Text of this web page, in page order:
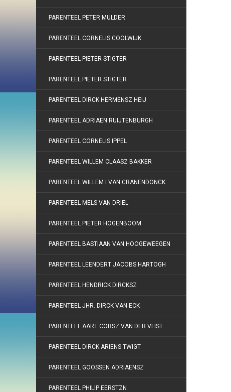
PARENTEEL PETER MULDER
PARENTEEL CORNELIS COOLWIJK
PARENTEEL PIETER STIGTER
PARENTEEL PIETER STIGTER
PARENTEEL DIRCK HERMENSZ HEIJ
PARENTEEL ADRIAEN RUIJTENBURGH
PARENTEEL CORNELIS IPPEL
PARENTEEL WILLEM CLAASZ BAKKER
PARENTEEL WILLEM I VAN CRANENDONCK
PARENTEEL MELS VAN DRIEL
PARENTEEL PIETER HOGENBOOM
PARENTEEL BASTIAAN VAN HOOGEWEEGEN
PARENTEEL LEENDERT JACOBS HARTOGH
PARENTEEL HENDRICK DIRCKSZ
PARENTEEL JHR. DIRCK VAN ECK
PARENTEEL AART CORSZ VAN DER VLIST
PARENTEEL DIRCK ARIENS TWIGT
PARENTEEL GOOSSEN ADRIAENSZ
PARENTEEL PHILIP EERSTZN